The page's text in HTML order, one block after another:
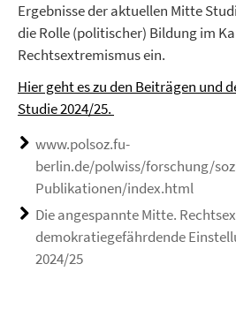
Ergebnisse der aktuellen Mitte
die Rolle (politischer) Bildung im
Rechtsextremismus ein.
Hier geht es zu den Beiträgen und
Studie 2024/25.
www.polsoz.fu-
berlin.de/polwiss/forschung/
Publikationen/index.html
Die angespannte Mitte.
demokratiegefährdende
2024/25